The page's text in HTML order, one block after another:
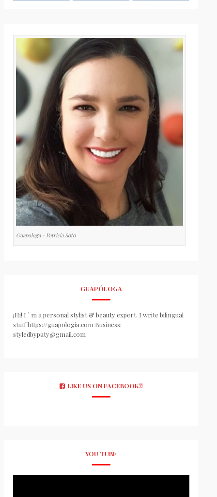
Guapologa - Patricia Soto
GUAPÓLOGA
¡Hi! I ´ m a personal stylist & beauty expert. I write bilingual
stuff https://guapologia.com Business:
styledbypaty@gmail.com
LIKE US ON FACEBOOK!!
YOU TUBE